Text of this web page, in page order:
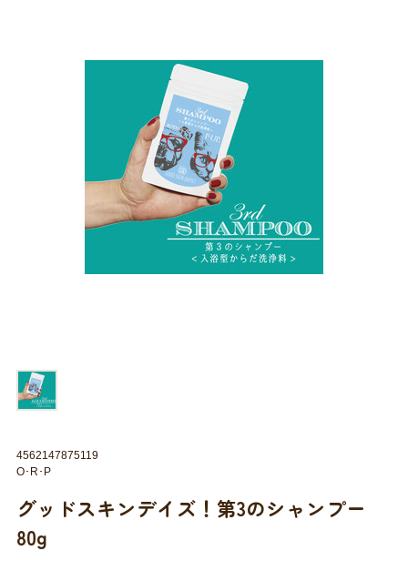
トリマーグッズ シニアサポート
グッドスキンデイズ！第3のシャンプー
80g
4562147875119
O･R･P